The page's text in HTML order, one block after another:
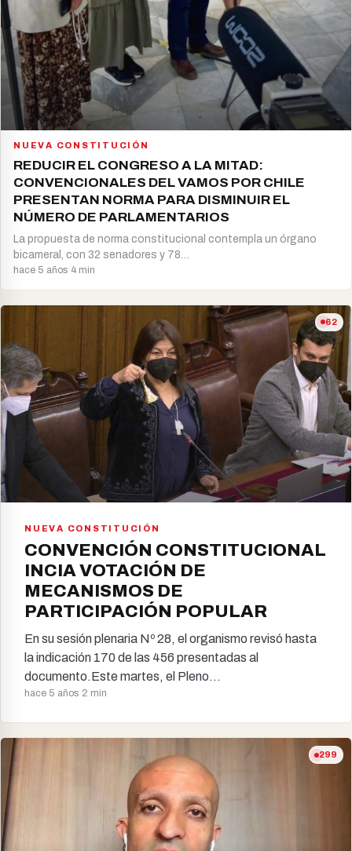
NUEVA CONSTITUCIÓN
REDUCIR EL CONGRESO A LA MITAD:
CONVENCIONALES DEL VAMOS POR CHILE
PRESENTAN NORMA PARA DISMINUIR EL
NÚMERO DE PARLAMENTARIOS
La propuesta de norma constitucional contempla un órgano
bicameral, con 32 senadores y 78…
hace 5 años·4 min
62
NUEVA CONSTITUCIÓN
CONVENCIÓN CONSTITUCIONAL
INCIA VOTACIÓN DE
MECANISMOS DE
PARTICIPACIÓN POPULAR
En su sesión plenaria Nº 28, el organismo revisó hasta
la indicación 170 de las 456 presentadas al
documento.Este martes, el Pleno…
hace 5 años·2 min
299